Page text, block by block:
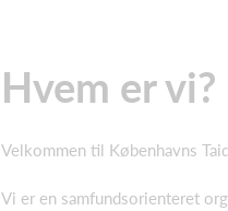
Hvem er vi?
Velkommen til Københavns
Vi er en samfundsorienteret